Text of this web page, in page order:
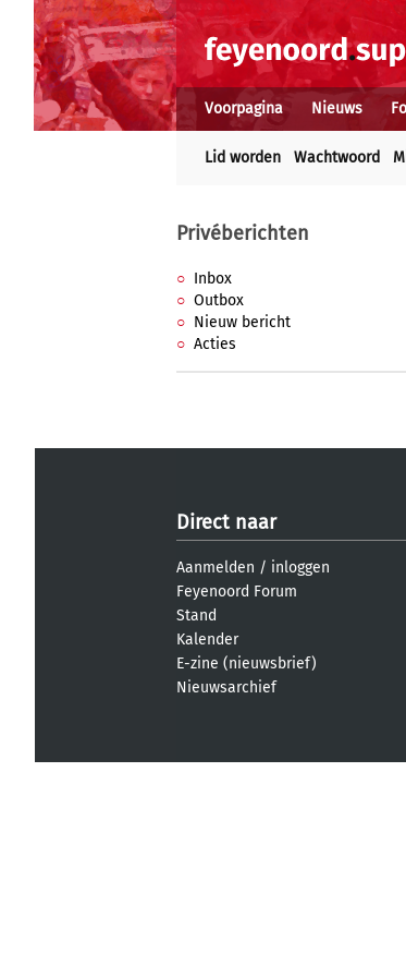
Voorpagina Nieuws
Lid worden Wachtwoord
Privéberichten
Inbox
Outbox
Nieuw bericht
Acties
Direct naar
Aanmelden / inloggen
Feyenoord Forum
Stand
Kalender
E-zine (nieuwsbrief)
Nieuwsarchief